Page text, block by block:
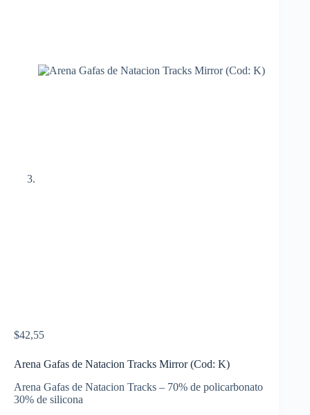
$42,55
Arena Gafas de Natacion Tracks Mirror (Cod: K)
Arena Gafas de Natacion Tracks – 70% de policarbonato
30% de silicona